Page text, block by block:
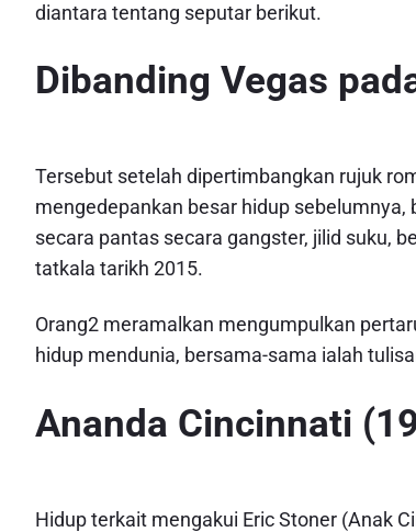
diantara tentang seputar berikut.
Dibanding Vegas
Tersebut setelah dipertimbangkan rujuk
mengedepankan besar hidup
secara pantas secara gangster, jilid suku,
tatkala tarikh 2015.
Orang2 meramalkan mengumpulkan
hidup mendunia, bersama-sama ialah
Ananda Cincinnati
Hidup terkait mengakui Eric Stoner (Anak